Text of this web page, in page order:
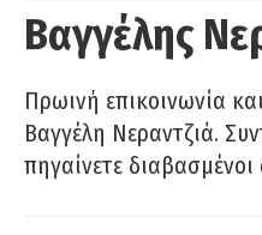
Βαγγέλης
Πρωινή επικοινωνία
Βαγγέλη Νεραντζιά.
πηγαίνετε διαβασμένοι